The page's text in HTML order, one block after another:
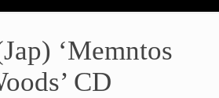
‘Memntos
CD